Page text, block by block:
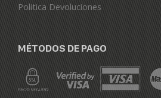
Politica Devoluciones
MÉTODOS DE PAGO